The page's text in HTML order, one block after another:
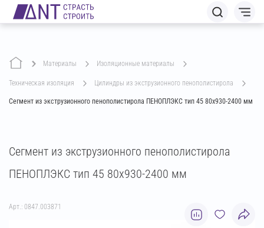
Материалы изоляционные материалы
техническая изоляция цилиндры из экструзионного пенополистирола
Сегмент из экструзионного пенополистирола ПЕНОПЛЭКС тип 45 80х930-2400 мм
Сегмент из экструзионного пенополистирола
ПЕНОПЛЭКС тип 45 80х930-2400 мм
Арт.: 0847.003871